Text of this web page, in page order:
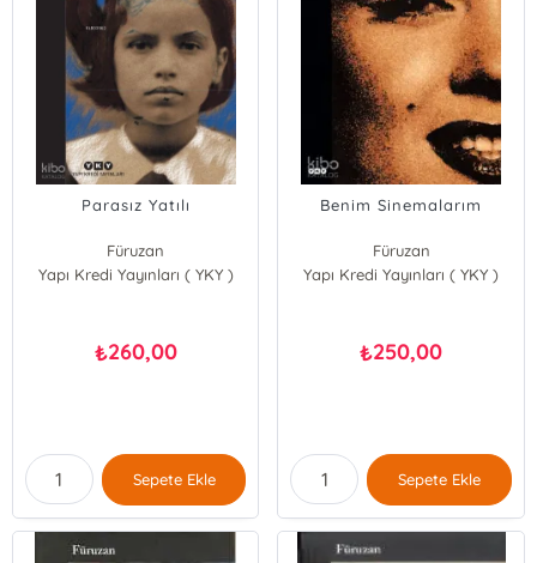
Parasız Yatılı
Füruzan
Yapı Kredi Yayınları ( YKY )
₺260,00
Sepete Ekle
Benim Sinemalarım
Füruzan
Yapı Kredi Yayınları ( YKY )
₺250,00
Sepete Ekle